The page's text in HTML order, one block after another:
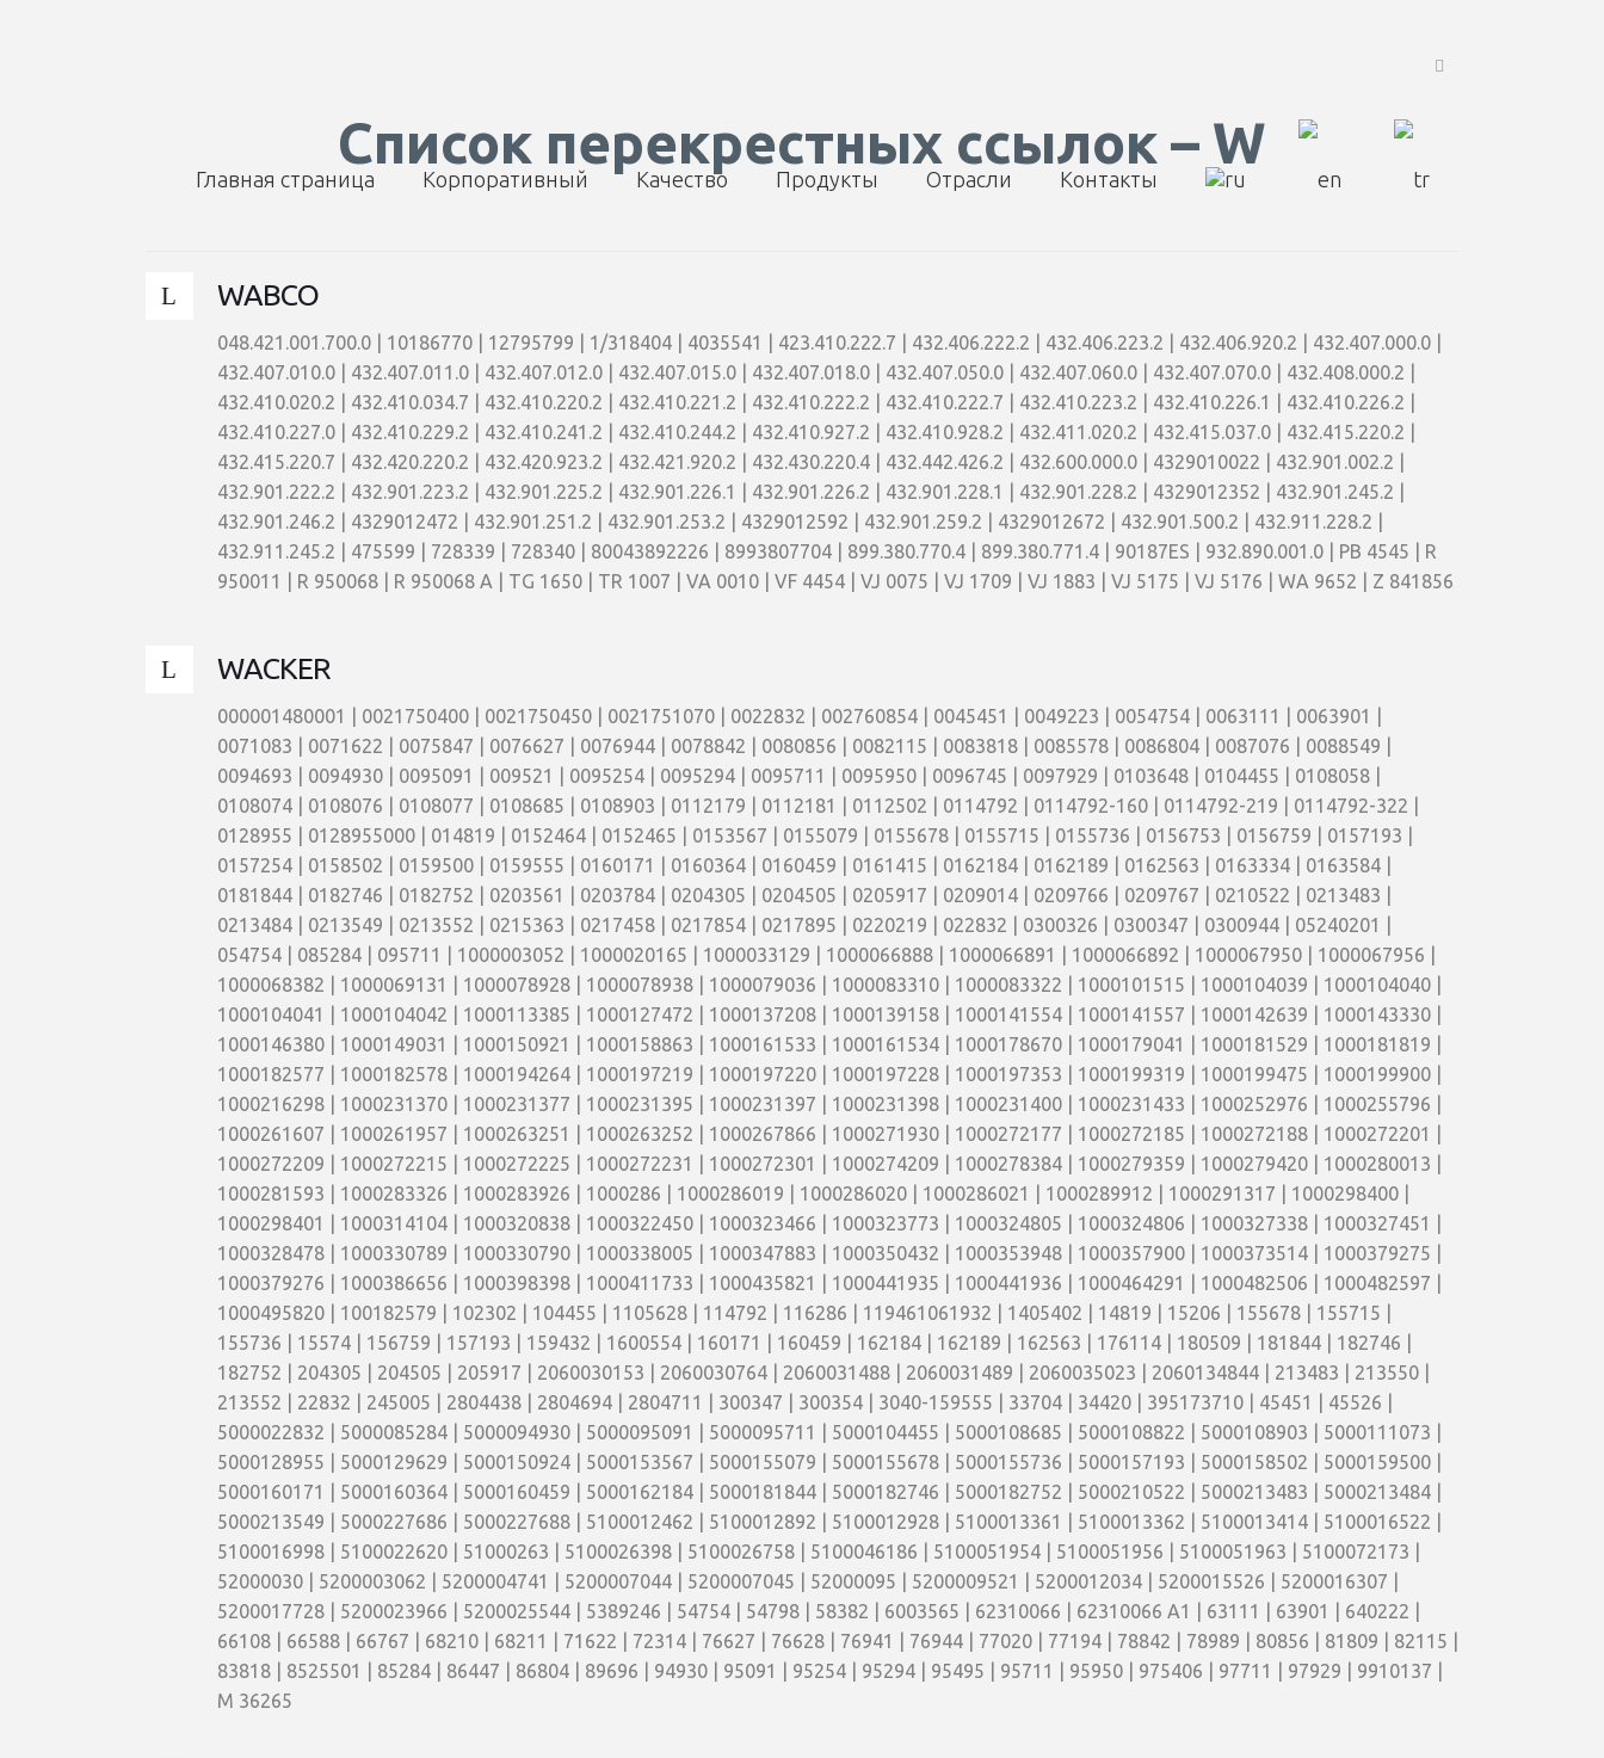
Главная страница Корпоративный Качество Продукты Отрасли Контакты
Список перекрестных ссылок – W
WABCO
048.421.001.700.0 | 10186770 | 12795799 | 1/318404 | 4035541 | 423.410.222.7 | 432.406.222.2 | 432.406.223.2 | 432.406.920.2 | 432.407.000.0 |
432.407.010.0 | 432.407.011.0 | 432.407.012.0 | 432.407.015.0 | 432.407.018.0 | 432.407.050.0 | 432.407.060.0 | 432.407.070.0 | 432.408.000.2 |
432.410.020.2 | 432.410.034.7 | 432.410.220.2 | 432.410.221.2 | 432.410.222.2 | 432.410.222.7 | 432.410.223.2 | 432.410.226.1 | 432.410.226.2 |
432.410.227.0 | 432.410.229.2 | 432.410.241.2 | 432.410.244.2 | 432.410.927.2 | 432.410.928.2 | 432.411.020.2 | 432.415.037.0 | 432.415.220.2 |
432.415.220.7 | 432.420.220.2 | 432.420.923.2 | 432.421.920.2 | 432.430.220.4 | 432.442.426.2 | 432.600.000.0 | 4329010022 | 432.901.002.2 |
432.901.222.2 | 432.901.223.2 | 432.901.225.2 | 432.901.226.1 | 432.901.226.2 | 432.901.228.1 | 432.901.228.2 | 4329012352 | 432.901.245.2 |
432.901.246.2 | 4329012472 | 432.901.251.2 | 432.901.253.2 | 4329012592 | 432.901.259.2 | 4329012672 | 432.901.500.2 | 432.911.228.2 |
432.911.245.2 | 475599 | 728339 | 728340 | 80043892226 | 8993807704 | 899.380.770.4 | 899.380.771.4 | 90187ES | 932.890.001.0 | PB 4545 | R
950011 | R 950068 | R 950068 A | TG 1650 | TR 1007 | VA 0010 | VF 4454 | VJ 0075 | VJ 1709 | VJ 1883 | VJ 5175 | VJ 5176 | WA 9652 | Z 841856
WACKER
000001480001 | 0021750400 | 0021750450 | 0021751070 | 0022832 | 002760854 | 0045451 | 0049223 | 0054754 | 0063111 | 0063901 |
0071083 | 0071622 | 0075847 | 0076627 | 0076944 | 0078842 | 0080856 | 0082115 | 0083818 | 0085578 | 0086804 | 0087076 | 0088549 |
0094693 | 0094930 | 0095091 | 009521 | 0095254 | 0095294 | 0095711 | 0095950 | 0096745 | 0097929 | 0103648 | 0104455 | 0108058 |
0108074 | 0108076 | 0108077 | 0108685 | 0108903 | 0112179 | 0112181 | 0112502 | 0114792 | 0114792-160 | 0114792-219 | 0114792-322 |
0128955 | 0128955000 | 014819 | 0152464 | 0152465 | 0153567 | 0155079 | 0155678 | 0155715 | 0155736 | 0156753 | 0156759 | 0157193 |
0157254 | 0158502 | 0159500 | 0159555 | 0160171 | 0160364 | 0160459 | 0161415 | 0162184 | 0162189 | 0162563 | 0163334 | 0163584 |
0181844 | 0182746 | 0182752 | 0203561 | 0203784 | 0204305 | 0204505 | 0205917 | 0209014 | 0209766 | 0209767 | 0210522 | 0213483 |
0213484 | 0213549 | 0213552 | 0215363 | 0217458 | 0217854 | 0217895 | 0220219 | 022832 | 0300326 | 0300347 | 0300944 | 05240201 |
054754 | 085284 | 095711 | 1000003052 | 1000020165 | 1000033129 | 1000066888 | 1000066891 | 1000066892 | 1000067950 | 1000067956 |
1000068382 | 1000069131 | 1000078928 | 1000078938 | 1000079036 | 1000083310 | 1000083322 | 1000101515 | 1000104039 | 1000104040 |
1000104041 | 1000104042 | 1000113385 | 1000127472 | 1000137208 | 1000139158 | 1000141554 | 1000141557 | 1000142639 | 1000143330 |
1000146380 | 1000149031 | 1000150921 | 1000158863 | 1000161533 | 1000161534 | 1000178670 | 1000179041 | 1000181529 | 1000181819 |
1000182577 | 1000182578 | 1000194264 | 1000197219 | 1000197220 | 1000197228 | 1000197353 | 1000199319 | 1000199475 | 1000199900 |
1000216298 | 1000231370 | 1000231377 | 1000231395 | 1000231397 | 1000231398 | 1000231400 | 1000231433 | 1000252976 | 1000255796 |
1000261607 | 1000261957 | 1000263251 | 1000263252 | 1000267866 | 1000271930 | 1000272177 | 1000272185 | 1000272188 | 1000272201 |
1000272209 | 1000272215 | 1000272225 | 1000272231 | 1000272301 | 1000274209 | 1000278384 | 1000279359 | 1000279420 | 1000280013 |
1000281593 | 1000283326 | 1000283926 | 1000286 | 1000286019 | 1000286020 | 1000286021 | 1000289912 | 1000291317 | 1000298400 |
1000298401 | 1000314104 | 1000320838 | 1000322450 | 1000323466 | 1000323773 | 1000324805 | 1000324806 | 1000327338 | 1000327451 |
1000328478 | 1000330789 | 1000330790 | 1000338005 | 1000347883 | 1000350432 | 1000353948 | 1000357900 | 1000373514 | 1000379275 |
1000379276 | 1000386656 | 1000398398 | 1000411733 | 1000435821 | 1000441935 | 1000441936 | 1000464291 | 1000482506 | 1000482597 |
1000495820 | 100182579 | 102302 | 104455 | 1105628 | 114792 | 116286 | 119461061932 | 1405402 | 14819 | 15206 | 155678 | 155715 |
155736 | 15574 | 156759 | 157193 | 159432 | 1600554 | 160171 | 160459 | 162184 | 162189 | 162563 | 176114 | 180509 | 181844 | 182746 |
182752 | 204305 | 204505 | 205917 | 2060030153 | 2060030764 | 2060031488 | 2060031489 | 2060035023 | 2060134844 | 213483 | 213550 |
213552 | 22832 | 245005 | 2804438 | 2804694 | 2804711 | 300347 | 300354 | 3040-159555 | 33704 | 34420 | 395173710 | 45451 | 45526 |
5000022832 | 5000085284 | 5000094930 | 5000095091 | 5000095711 | 5000104455 | 5000108685 | 5000108822 | 5000108903 | 5000111073 |
5000128955 | 5000129629 | 5000150924 | 5000153567 | 5000155079 | 5000155678 | 5000155736 | 5000157193 | 5000158502 | 5000159500 |
5000160171 | 5000160364 | 5000160459 | 5000162184 | 5000181844 | 5000182746 | 5000182752 | 5000210522 | 5000213483 | 5000213484 |
5000213549 | 5000227686 | 5000227688 | 5100012462 | 5100012892 | 5100012928 | 5100013361 | 5100013362 | 5100013414 | 5100016522 |
5100016998 | 5100022620 | 51000263 | 5100026398 | 5100026758 | 5100046186 | 5100051954 | 5100051956 | 5100051963 | 5100072173 |
52000030 | 5200003062 | 5200004741 | 5200007044 | 5200007045 | 52000095 | 5200009521 | 5200012034 | 5200015526 | 5200016307 |
5200017728 | 5200023966 | 5200025544 | 5389246 | 54754 | 54798 | 58382 | 6003565 | 62310066 | 62310066 A1 | 63111 | 63901 | 640222 |
66108 | 66588 | 66767 | 68210 | 68211 | 71622 | 72314 | 76627 | 76628 | 76941 | 76944 | 77020 | 77194 | 78842 | 78989 | 80856 | 81809 | 82115 |
83818 | 8525501 | 85284 | 86447 | 86804 | 89696 | 94930 | 95091 | 95254 | 95294 | 95495 | 95711 | 95950 | 975406 | 97711 | 97929 | 9910137 |
M 36265